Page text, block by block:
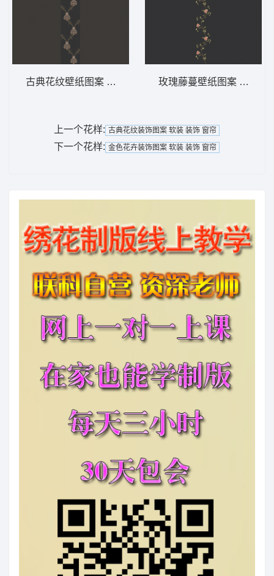
古典花纹壁纸图案 软装 装饰 窗帘玫瑰藤蔓壁纸图案 软装 装
上一个花样: 古典花纹装饰图案 软装 装饰 窗帘
下一个花样: 金色花卉装饰图案 软装 装饰 窗帘